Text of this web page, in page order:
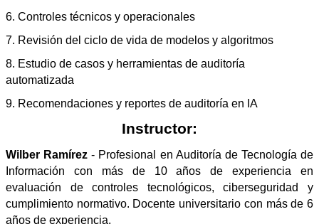
6. Controles técnicos y operacionales
7. Revisión del ciclo de vida de modelos y algoritmos
8. Estudio de casos y herramientas de auditoría
automatizada
9. Recomendaciones y reportes de auditoría en IA
Instructor:
Wilber Ramírez - Profesional en Auditoría de Tecnología de
Información con más de 10 años de experiencia en
evaluación de controles tecnológicos, ciberseguridad y
cumplimiento normativo. Docente universitario con más de 6
años de experiencia.